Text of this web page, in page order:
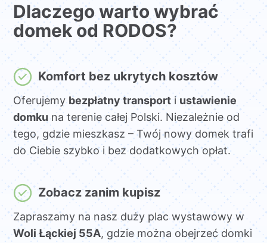
Dlaczego warto wybrać
domek od RODOS?
Komfort bez ukrytych kosztów
Oferujemybezpłatny transporti ustawienie
domkuna terenie całej Polski. Niezależnie od
tego, gdzie mieszkasz – Twój nowy domek trafi
do Ciebie szybko i bez dodatkowych opłat.
Zobacz zanim kupisz
Zapraszamy na nasz duży plac wystawowy w
Woli Łąckiej 55A, gdzie można obejrzeć domki